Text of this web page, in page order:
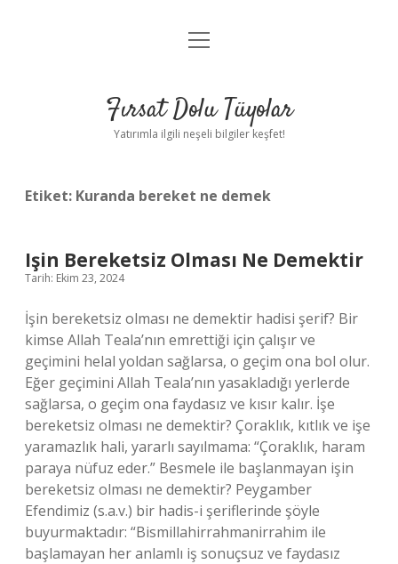
Gizlilik Politikası
Yasal Uyarı
menüyü
Fırsat Dolu Tüyolar
Yatırımla ilgili neşeli bilgiler keşfet!
Etiket: Kuranda bereket ne demek
Işin Bereketsiz Olması Ne Demektir
Tarih: Ekim 23, 2024
İşin bereketsiz olması ne demektir hadisi şerif? Bir
kimse Allah Teala’nın emrettiği için çalışır ve
geçimini helal yoldan sağlarsa, o geçim ona bol olur.
Eğer geçimini Allah Teala’nın yasakladığı yerlerde
sağlarsa, o geçim ona faydasız ve kısır kalır. İşe
bereketsiz olması ne demektir? Çoraklık, kıtlık ve işe
yaramazlık hali, yararlı sayılmama: “Çoraklık, haram
paraya nüfuz eder.” Besmele ile başlanmayan işin
bereketsiz olması ne demektir? Peygamber
Efendimiz (s.a.v.) bir hadis-i şeriflerinde şöyle
buyurmaktadır: “Bismillahirrahmanirrahim ile
başlamayan her anlamlı iş sonuçsuz ve faydasız